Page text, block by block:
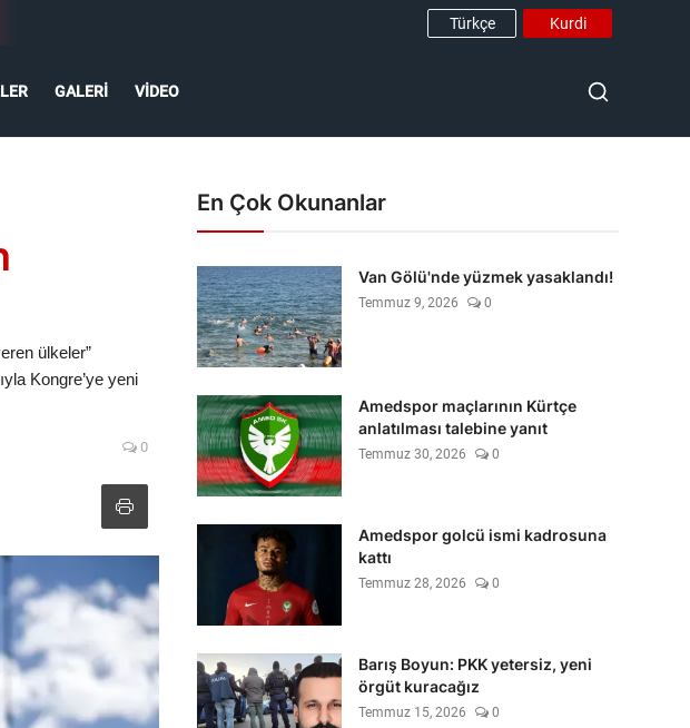
Türkçe Kurdi
GALERI VIDEO
ülkeler”
Kongre’ye yeni
0
En Çok Okunanlar
Van Gölü'nde yüzmek yasaklandı!
Temmuz 9, 2026 0
Amedspor maçlarının Kürtçe
anlatılması talebine yanıt
Temmuz 30, 2026 0
Amedspor golcü ismi kadrosuna
kattı
Temmuz 28, 2026 0
Barış Boyun: PKK yetersiz, yeni
örgüt kuracağız
Temmuz 15, 2026 0